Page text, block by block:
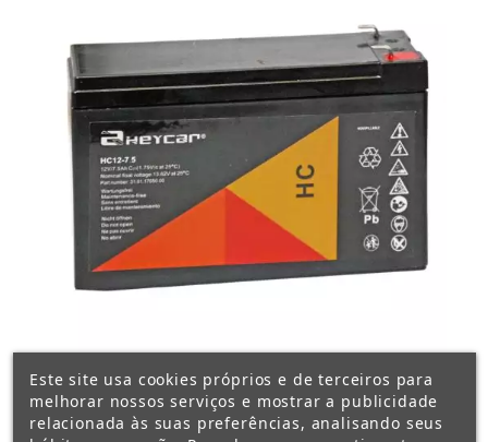
Este site usa cookies próprios e de terceiros para
melhorar nossos serviços e mostrar a publicidade
relacionada às suas preferências, analisando seus